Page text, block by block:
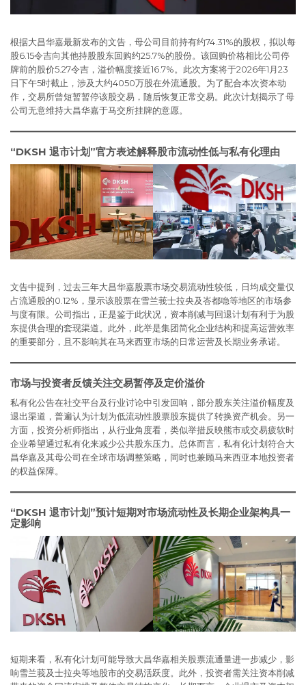
根据大昌华嘉最新发布的文告，母公司目前持有约74.31%的股权，拟以每
股6.15令吉向其他持股股东回购约25.7%的股份。该回购价格相比公司停
牌前的股价5.27令吉，溢价幅度接近16.7%。此次方案将于2026年1月23
日下午5时截止，涉及大约4050万股在外流通股。为了配合本次资本动
作，交易所曾短暂暂停该股交易，随后恢复正常交易。此次计划揭示了母
公司无意维持大昌华嘉于马交所挂牌的意愿。
“DKSH 退市计划”官方表述解释股市流动性低与私有化理由
文告中提到，过去三年大昌华嘉股票市场交易流动性较低，日均成交量仅
占流通股的0.12%，显示该股票在雪兰莪士拉央及峇都喼等地区的市场参
与度有限。公司指出，正是鉴于此状况，资本削减与回退计划有利于为股
东提供合理的套现渠道。此外，此举是集团简化企业结构和提高运营效率
的重要部分，且不影响其在马来西亚市场的日常运营及长期业务承诺。
市场与投资者反馈关注交易暂停及定价溢价
私有化公告在社交平台及行业讨论中引发回响，部分股东关注溢价幅度及
退出渠道，普遍认为计划为低流动性股票股东提供了转换资产机会。另一
方面，投资分析师指出，从行业角度看，类似举措反映熊市或交易疲软时
企业希望通过私有化来减少公共股东压力。总体而言，私有化计划符合大
昌华嘉及其母公司在全球市场调整策略，同时也兼顾马来西亚本地投资者
的权益保障。
“DKSH 退市计划”预计短期对市场流动性及长期企业架构具一
定影响
短期来看，私有化计划可能导致大昌华嘉相关股票流通量进一步减少，影
响雪兰莪及士拉央等地股市的交易活跃度。此外，投资者需关注资本削减